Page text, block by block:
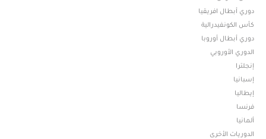
دوري أبطال افريقيا
كأس الكونفيدرالية
دوري أبطال أوروبا
الدوري الأوروبي
إنجلترا
إسبانيا
إيطاليا
فرنسا
ألمانيا
الدوريات الأخرى